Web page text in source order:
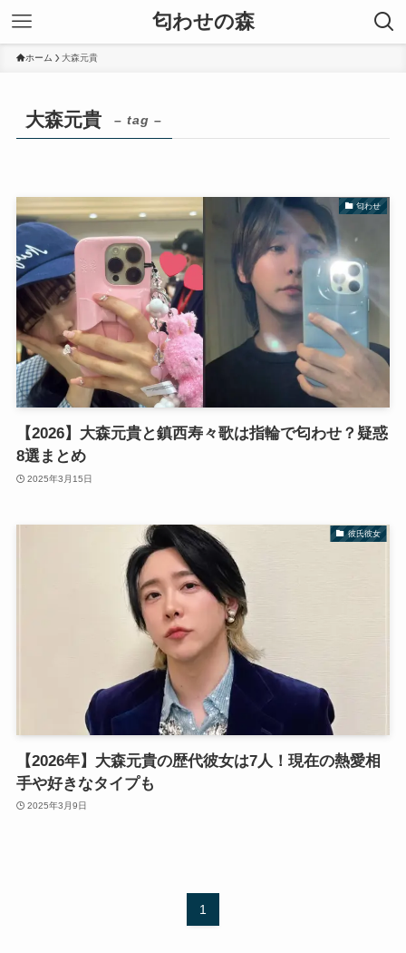
匂わせの森
ホーム 大森元貴
大森元貴 – tag –
匂わせ
【2026】大森元貴と鎮西寿々歌は指輪で匂わせ？疑惑
8選まとめ
2025年3月15日
彼氏彼女
【2026年】大森元貴の歴代彼女は7人！現在の熱愛相
手や好きなタイプも
2025年3月9日
1